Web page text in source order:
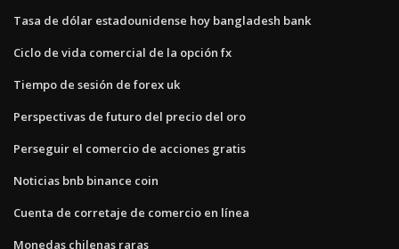
Tasa de dólar estadounidense hoy bangladesh bank
Ciclo de vida comercial de la opción fx
Tiempo de sesión de forex uk
Perspectivas de futuro del precio del oro
Perseguir el comercio de acciones gratis
Noticias bnb binance coin
Cuenta de corretaje de comercio en línea
Monedas chilenas raras